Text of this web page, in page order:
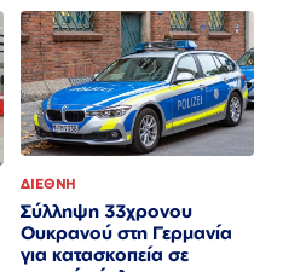
ΔΙΕΘΝΗ
Σύλληψη 33χρονου
Ουκρανού στη Γερμανία
για κατασκοπεία σε